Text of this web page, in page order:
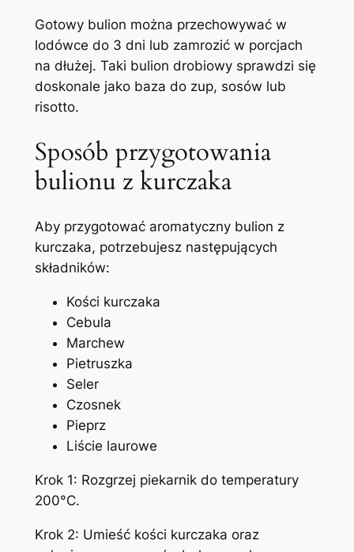
Gotowy bulion można przechowywać w
lodówce do 3 dni lub zamrozić w porcjach
na dłużej. Taki bulion drobiowy sprawdzi się
doskonale jako baza do zup, sosów lub
risotto.
Sposób przygotowania
bulionu z kurczaka
Aby przygotować aromatyczny bulion z
kurczaka, potrzebujesz następujących
składników:
Kości kurczaka
Cebula
Marchew
Pietruszka
Seler
Czosnek
Pieprz
Liście laurowe
Krok 1: Rozgrzej piekarnik do temperatury
200°C.
Krok 2: Umieść kości kurczaka oraz